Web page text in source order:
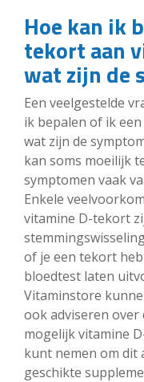
Hoe kan ik
tekort aan
wat zijn de
Een veelgestelde
ik bepalen of ik
wat zijn de
kan soms moeilijk
symptomen vaak
Enkele
vitamine D-tekort
of je een tekort
bloedtest laten
Vitaminstore
ook adviseren over
mogelijk vitamine
kunt nemen om dit
geschikte